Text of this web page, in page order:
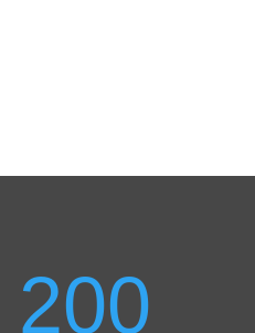
200